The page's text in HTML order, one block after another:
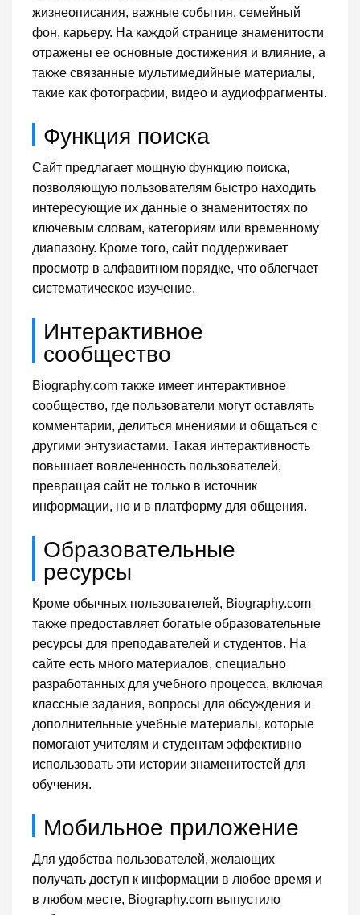
жизнеописания, важные события, семейный
фон, карьеру. На каждой странице знаменитости
отражены ее основные достижения и влияние, а
также связанные мультимедийные материалы,
такие как фотографии, видео и аудиофрагменты.
Функция поиска
Сайт предлагает мощную функцию поиска,
позволяющую пользователям быстро находить
интересующие их данные о знаменитостях по
ключевым словам, категориям или временному
диапазону. Кроме того, сайт поддерживает
просмотр в алфавитном порядке, что облегчает
систематическое изучение.
Интерактивное
сообщество
Biography.com также имеет интерактивное
сообщество, где пользователи могут оставлять
комментарии, делиться мнениями и общаться с
другими энтузиастами. Такая интерактивность
повышает вовлеченность пользователей,
превращая сайт не только в источник
информации, но и в платформу для общения.
Образовательные
ресурсы
Кроме обычных пользователей, Biography.com
также предоставляет богатые образовательные
ресурсы для преподавателей и студентов. На
сайте есть много материалов, специально
разработанных для учебного процесса, включая
классные задания, вопросы для обсуждения и
дополнительные учебные материалы, которые
помогают учителям и студентам эффективно
использовать эти истории знаменитостей для
обучения.
Мобильное приложение
Для удобства пользователей, желающих
получать доступ к информации в любое время и
в любом месте, Biography.com выпустило